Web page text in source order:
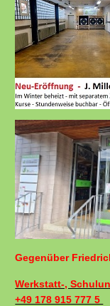
Gegenüber
Werkstatt-,
+49 178 915 777 5